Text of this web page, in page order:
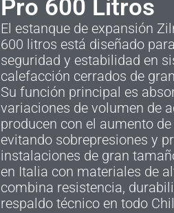
Pro 600 Litros
El estanque de expansión
600 litros está diseñado
seguridad y estabilidad en
calefacción cerrados de
Su función principal es
variaciones de volumen de
producen con el aumento
evitando sobrepresiones y
instalaciones de gran
en Italia con materiales de
combina resistencia,
respaldo técnico en todo